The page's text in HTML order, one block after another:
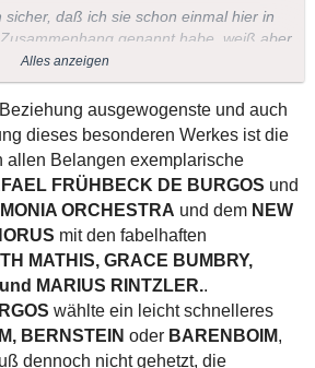
daß ich sie schon einmal hier in
genannt habe, weiß aber
ab und an die Übersicht, denn die
von mir hoch geschätzt. Gut, daß Du
gebracht hast!
gar nicht aufgefallen! Wenn Du willst,
korrigieren. Rufe den Beitrag auf und
kannst Du aus dem Ü leicht ein I
recht angenehme Málaga (hier ist
Alles anzeigen
ausgewogenste und auch
dieses besonderen Werkes ist die
allen Belangen exemplarische
FRÜHBECK DE BURGOS und
ORCHESTRA und dem NEW
mit den fabelhaften
MATHIS, GRACE BUMBRY,
MARIUS RINTZLER..
wählte ein leicht schnelleres
BERNSTEIN oder BARENBOIM,
dennoch nicht gehetzt, die